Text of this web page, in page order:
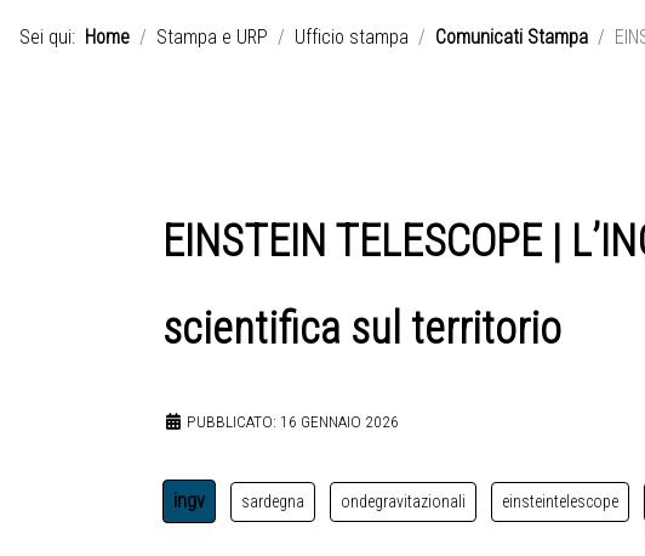
Sei qui: Home Stampa e URP Ufficio stampa Comunicati Stampa
EINSTEIN TELESCOPE |
scientifica sul territorio
PUBBLICATO: 16 GENNAIO 2026
ingv sardegna ondegravitazionali einsteintelescope